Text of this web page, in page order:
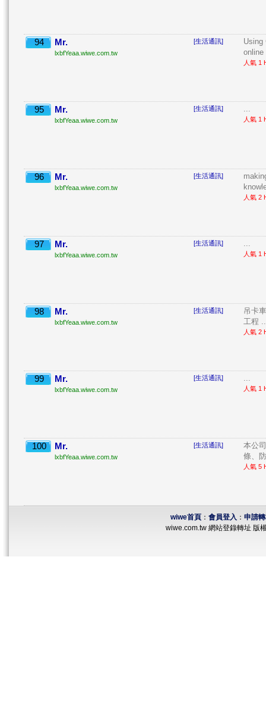
94 Mr.
lxbfYeaa.wiwe.com.tw
[生活通訊]
Using
人氣 1
95 Mr.
lxbfYeaa.wiwe.com.tw
[生活通訊] ...
人氣 1
96 Mr.
lxbfYeaa.wiwe.com.tw
[生活通訊]
人氣 2
97 Mr.
lxbfYeaa.wiwe.com.tw
[生活通訊] ...
人氣 1
98 Mr.
lxbfYeaa.wiwe.com.tw
[生活通訊]
吊卡
工程
人氣 2
99 Mr.
lxbfYeaa.wiwe.com.tw
[生活通訊] ...
人氣 1
100 Mr.
lxbfYeaa.wiwe.com.tw
[生活通訊]
本公
條、
人氣 5
wiwe首頁： 會員登入 ： 申請
wiwe.com.tw 網站登錄轉址 版